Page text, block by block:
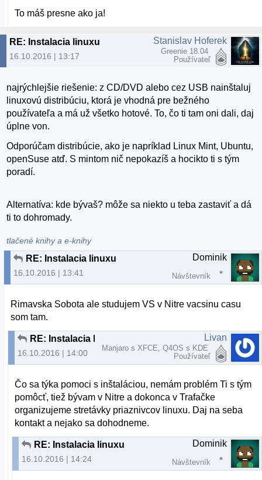
To máš presne ako ja!
RE: Instalacia linuxu
16.10.2016 | 13:17
Stanislav Hoferek
Greenie 18.04
Používateľ
najrýchlejšie riešenie: z CD/DVD alebo cez USB nainštaluj
linuxovú distribúciu, ktorá je vhodná pre bežného
používateľa a má už všetko hotové. To, čo ti tam oni dali, daj
úplne von.
Odporúčam distribúcie, ako je napríklad Linux Mint, Ubuntu,
openSuse atď. S mintom nič nepokazíš a hocikto ti s tým
poradí.
Alternatíva: kde bývaš? môže sa niekto u teba zastaviť a dá
ti to dohromady.
tlačené knihy a e-knihy
RE: Instalacia linuxu
16.10.2016 | 13:41
Dominik
Návštevník
Rimavska Sobota ale studujem VS v Nitre vacsinu casu
som tam.
RE: Instalacia linuxu
16.10.2016 | 14:00
Livan
Manjaro s XFCE, Q4OS s KDE
Používateľ
Čo sa týka pomoci s inštaláciou, nemám problém Ti s tým
pomôcť, tiež bývam v Nitre a dokonca v Trafačke
organizujeme stretávky priaznivcov linuxu. Daj na seba
kontakt a nejako sa dohodneme.
RE: Instalacia linuxu
16.10.2016 | 14:24
Dominik
Návštevník